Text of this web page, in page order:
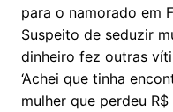
para o namorado em
Suspeito de seduzir
dinheiro fez outras
‘Achei que tinha
mulher que perdeu R$